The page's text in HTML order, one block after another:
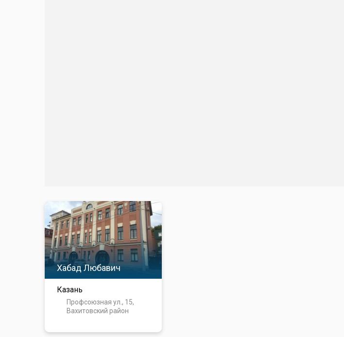
Хабад Любавич
Казань
Профсоюзная ул., 15,
Вахитовский район